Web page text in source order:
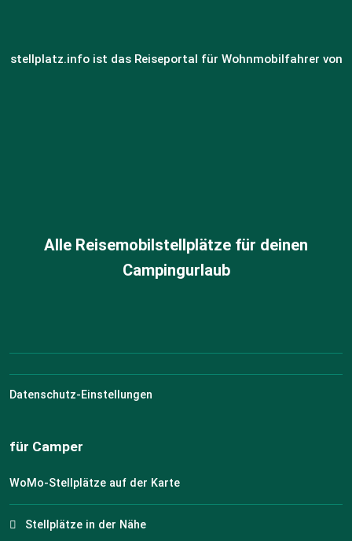
stellplatz.info ist das Reiseportal für Wohnmobilfahrer von
Alle Reisemobilstellplätze für deinen
Campingurlaub
Datenschutz-Einstellungen
für Camper
WoMo-Stellplätze auf der Karte
Stellplätze in der Nähe